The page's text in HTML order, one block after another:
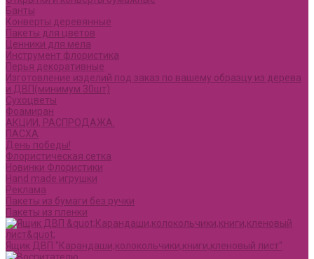
Банты
Конверты деревянные
Пакеты для цветов
Ценники для мела
Инструмент флористика
Перья декоративные
Изготовление изделий под заказ по вашему образцу из дерева
и ДВП(минимум 30шт)
Сухоцветы
Фоамиран
АКЦИИ, РАСПРОДАЖА.
ПАСХА
День победы!
Флористическая сетка
Новинки Флористики
Hand made игрушки
Реклама
Пакеты из бумаги без ручки
Пакеты из пленки
Ящик ДВП "Карандаши,колокольчики,книги,кленовый лист"